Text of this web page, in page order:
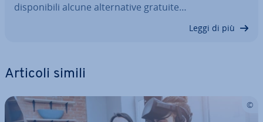
di­spo­ni­bi­li alcune al­ter­na­ti­ve gratuite…
Leggi di più
Articoli simili